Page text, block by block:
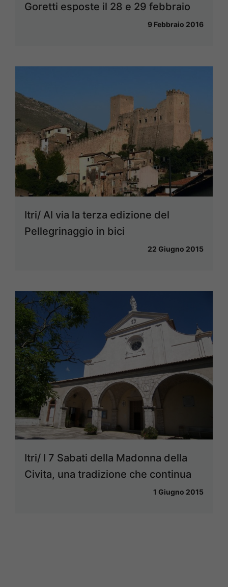
Goretti esposte il 28 e 29 febbraio
9 Febbraio 2016
Itri/ Al via la terza edizione del
Pellegrinaggio in bici
22 Giugno 2015
Itri/ I 7 Sabati della Madonna della
Civita, una tradizione che continua
1 Giugno 2015